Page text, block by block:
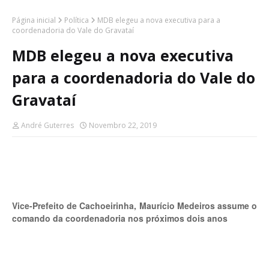
Página inicial Política
MDB elegeu a nova executiva para a
coordenadoria do Vale do Gravataí
MDB elegeu a nova executiva
para a coordenadoria do Vale do
Gravataí
André Guterres Novembro 22, 2019
Vice-Prefeito de Cachoeirinha, Maurício Medeiros assume o
comando da coordenadoria nos próximos dois anos